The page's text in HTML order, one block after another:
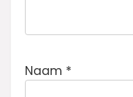
Naam *